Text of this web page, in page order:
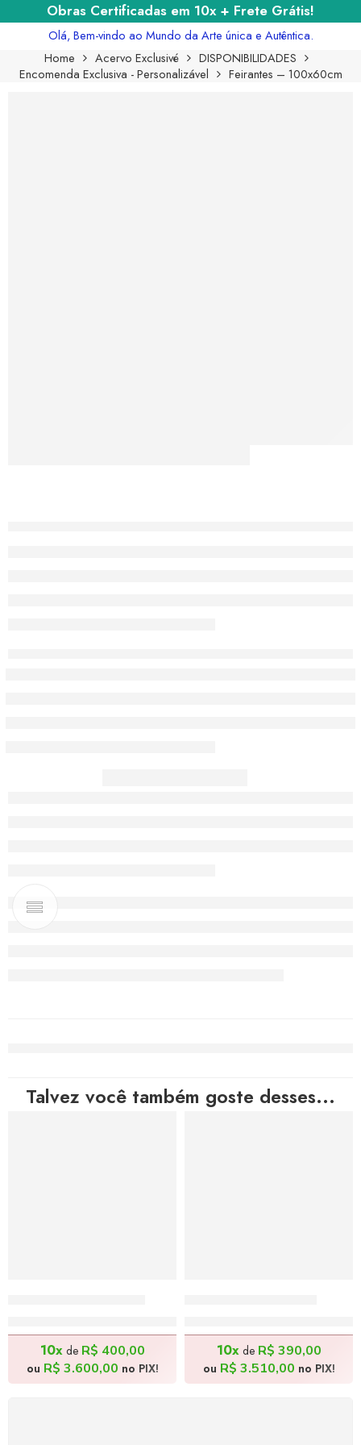
Obras Certificadas em 10x + Frete Grátis!
Olá, Bem-vindo ao Mundo da Arte única e Autêntica.
Home
Acervo Exclusivé
DISPONIBILIDADES
Encomenda Exclusiva - Personalizável
Feirantes – 100x60cm
Talvez você também goste desses...
10xde R$ 400,00
ou R$ 3.600,00 no PIX!
10xde R$ 390,00
ou R$ 3.510,00 no PIX!